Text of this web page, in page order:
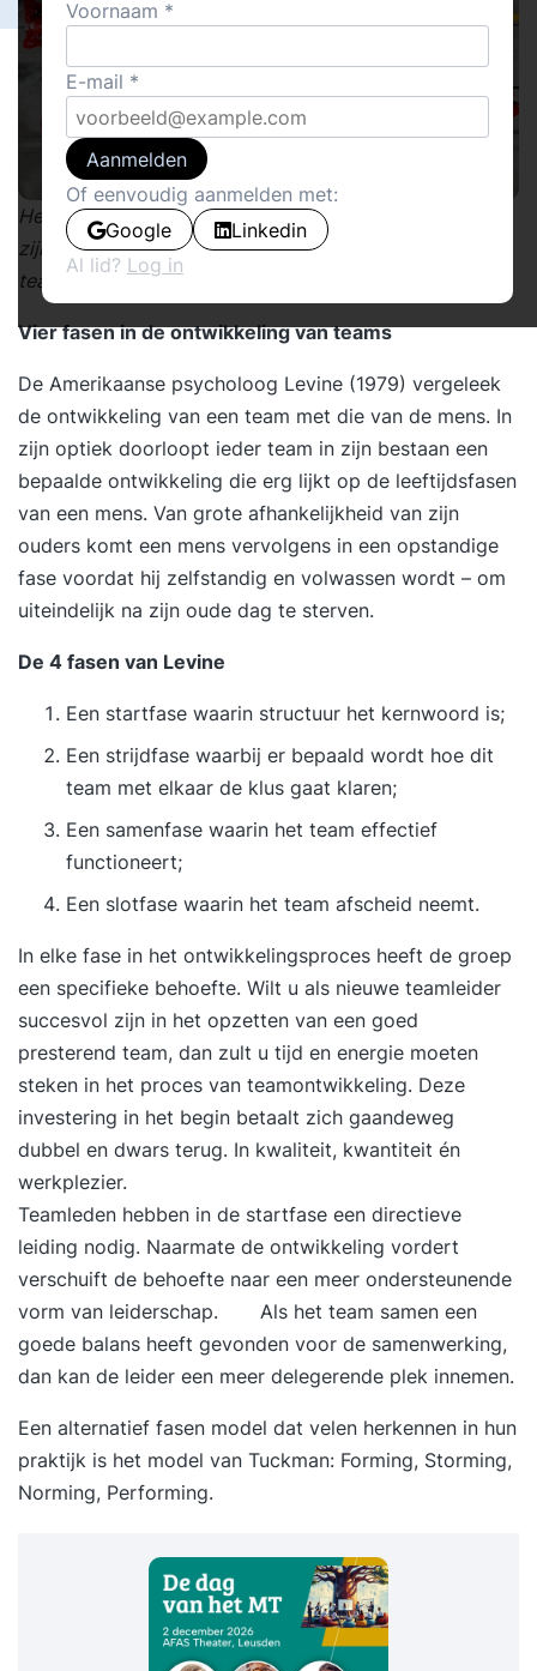
Het Belbin teamrollen model en de 4 fasen van Levine
zijn belangrijke inzichten en hulpmiddelen bij
teamontwikkeling. Hier vindt u een compact overzicht.
Vier fasen in de ontwikkeling van teams
De Amerikaanse psycholoog Levine (1979) vergeleek
de ontwikkeling van een team met die van de mens. In
zijn optiek doorloopt ieder team in zijn bestaan een
bepaalde ontwikkeling die erg lijkt op de leeftijdsfasen
van een mens. Van grote afhankelijkheid van zijn
ouders komt een mens vervolgens in een opstandige
fase voordat hij zelfstandig en volwassen wordt – om
uiteindelijk na zijn oude dag te sterven.
De 4 fasen van Levine
Een startfase waarin structuur het kernwoord is;
Een strijdfase waarbij er bepaald wordt hoe dit
team met elkaar de klus gaat klaren;
Een samenfase waarin het team effectief
functioneert;
Een slotfase waarin het team afscheid neemt.
In elke fase in het ontwikkelingsproces heeft de groep
een specifieke behoefte. Wilt u als nieuwe teamleider
succesvol zijn in het opzetten van een goed
presterend team, dan zult u tijd en energie moeten
steken in het proces van teamontwikkeling. Deze
investering in het begin betaalt zich gaandeweg
dubbel en dwars terug. In kwaliteit, kwantiteit én
werkplezier.
Teamleden hebben in de startfase een directieve
leiding nodig. Naarmate de ontwikkeling vordert
verschuift de behoefte naar een meer ondersteunende
vorm van leiderschap. Als het team samen een
goede balans heeft gevonden voor de samenwerking,
dan kan de leider een meer delegerende plek innemen.
Een alternatief fasen model dat velen herkennen in hun
praktijk is het model van Tuckman: Forming, Storming,
Norming, Performing.
Voornaam
E-mail
Aanmelden
Of eenvoudig aanmelden met:
Google
Linkedin
Al lid? Log in